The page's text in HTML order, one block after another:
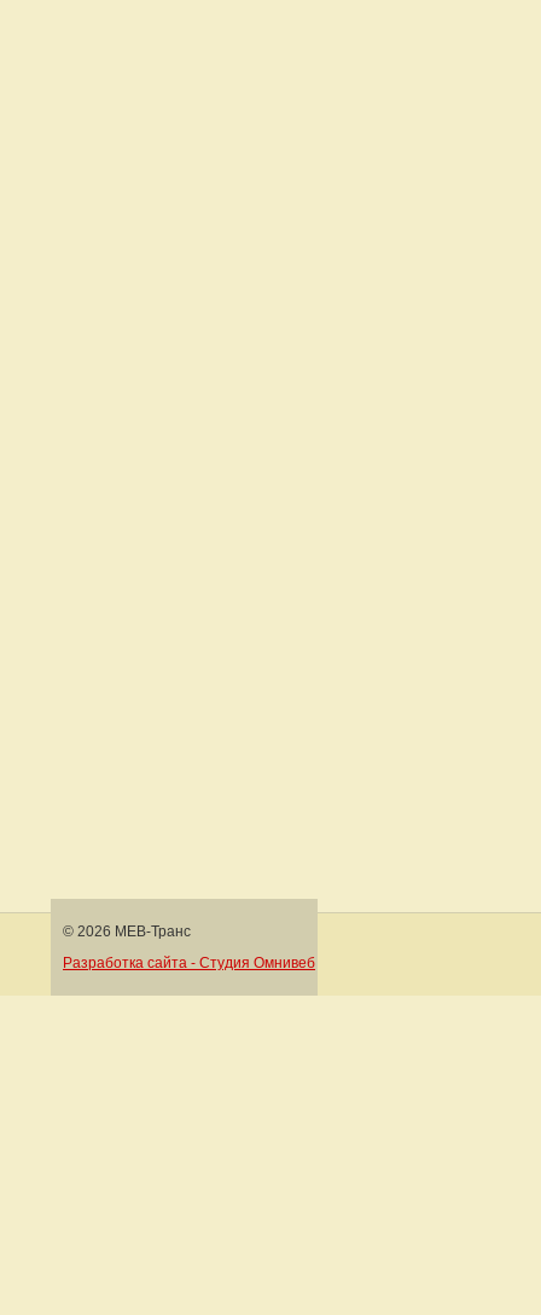
© 2026 МЕВ-Транс
Разработка сайта - Студия Омнивеб